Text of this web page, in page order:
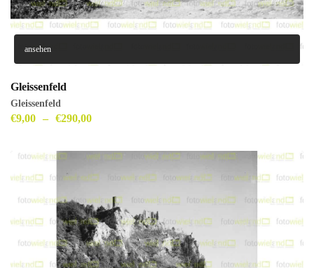
ansehen
Gleissenfeld
Gleissenfeld
€9,00 – €290,00